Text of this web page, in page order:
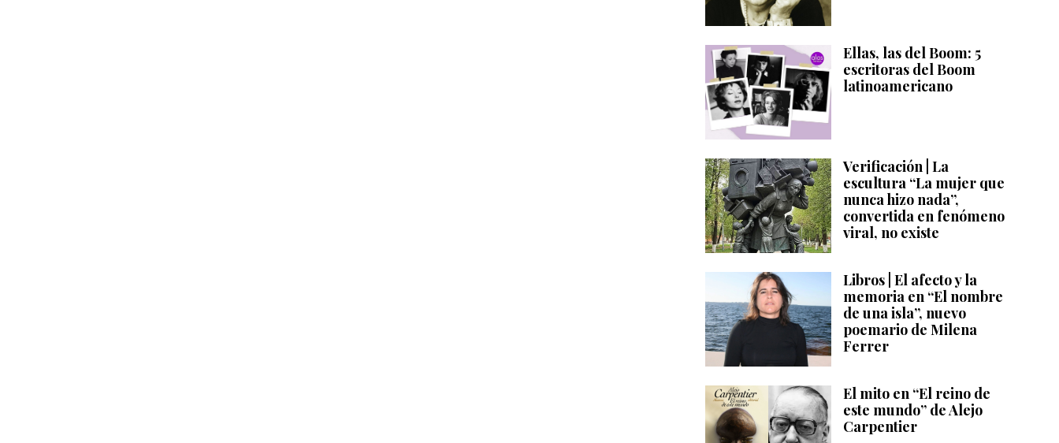
Ellas, las del Boom: 5
escritoras del Boom
latinoamericano
Verificación | La
escultura “La mujer que
nunca hizo nada”,
convertida en fenómeno
viral, no existe
Libros | El afecto y la
memoria en “El nombre
de una isla”, nuevo
poemario de Milena
Ferrer
El mito en “El reino de
este mundo” de Alejo
Carpentier